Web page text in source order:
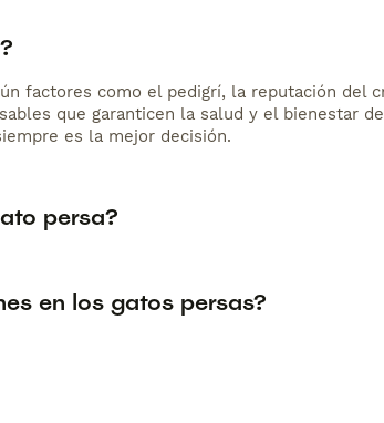
factores como el pedigrí, la reputación del
que garanticen la salud y el bienestar
es la mejor decisión.
persa?
en los gatos persas?